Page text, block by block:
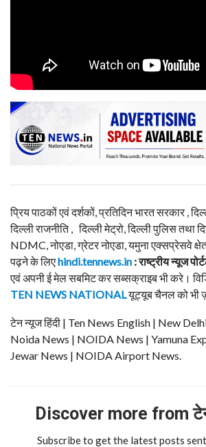
प्रिय पाठकों एवं दर्शकों, प्रतिदिन भारत सरकार ,
दिल्ली राजनीति , दिल्ली मेट्रो, दिल्ली पुलिस तथा
NDMC, नोएडा, ग्रेटर नोएडा, यमुना एक्सप्रेसवे
पढ़ने के लिएhindi.tennews.in : राष्ट्रीय न्यूज
एवं अपनी ई मेल सबमिट कर सब्सक्राइब भी करे।
TEN NEWS NATIONALयूट्यूब चैनल को भी
टेन न्यूज हिंदी | Ten News English | New
Noida News | NOIDA News | Yamuna
Jewar News | NOIDA Airport News.
Discover more from
Subscribe to get the latest posts